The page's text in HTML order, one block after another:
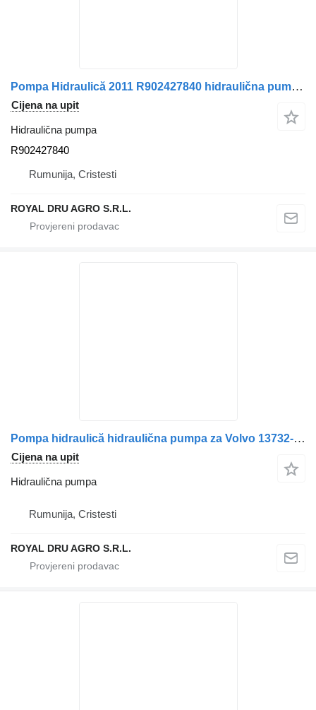
Pompa Hidraulică 2011 R902427840 hidraulična pumpa za Volvo GJL300 kamiona
Cijena na upit
Hidraulična pumpa
R902427840
Rumunija, Cristesti
ROYAL DRU AGRO S.R.L.
Pompa hidraulică hidraulična pumpa za Volvo 13732-4379 kamiona
Cijena na upit
Hidraulična pumpa
Rumunija, Cristesti
ROYAL DRU AGRO S.R.L.